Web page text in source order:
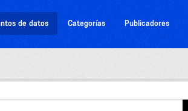
de datos Categorías Publicadores